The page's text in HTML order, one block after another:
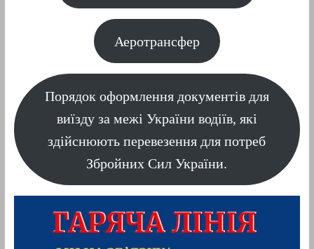
Аеротрансфер
Порядок оформлення документів для
виїзду за межі України водіїв, які
здійснюють перевезення для потреб
Збройних Сил України.